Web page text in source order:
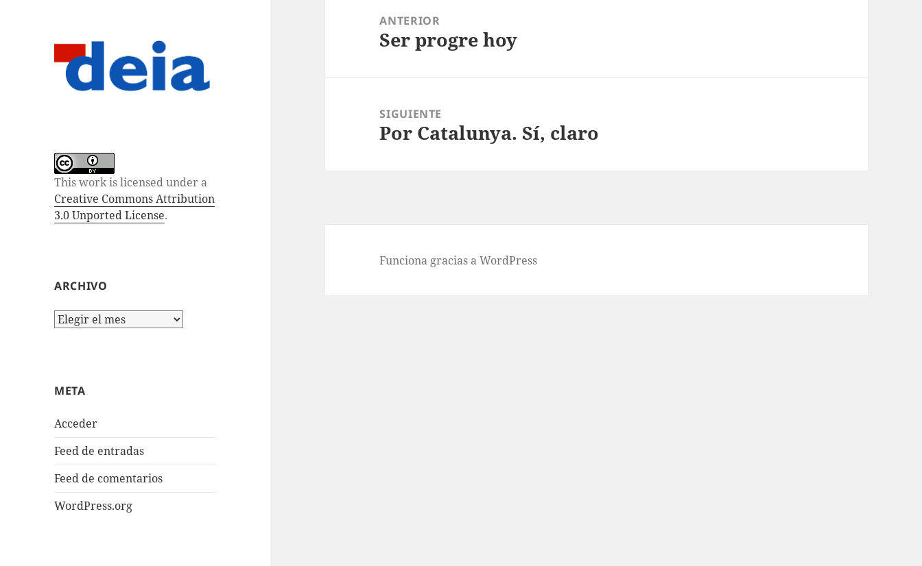
This work is licensed under a
Creative Commons Attribution
3.0 Unported License.
ARCHIVO
Archivo
META
Acceder
Feed de entradas
Feed de comentarios
WordPress.org
entradas
ANTERIOR
Entrada
Ser progre hoy
SIGUIENTE
Entrada
Por Catalunya. Sí, claro
Funciona gracias a WordPress